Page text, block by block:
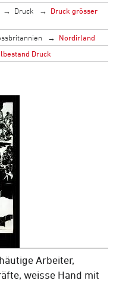
Druck
Druck grösser
Nordirland
Druck
Arbeiter,
weisse Hand mit